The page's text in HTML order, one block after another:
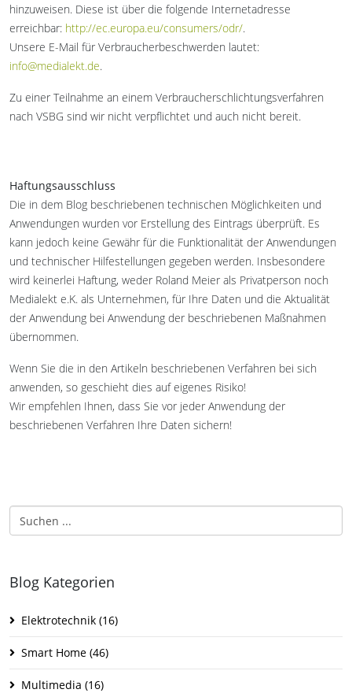
hinzuweisen. Diese ist über die folgende Internetadresse
erreichbar: http://ec.europa.eu/consumers/odr/.
Unsere E-Mail für Verbraucherbeschwerden lautet:
info@medialekt.de.
Zu einer Teilnahme an einem Verbraucherschlichtungsverfahren
nach VSBG sind wir nicht verpflichtet und auch nicht bereit.
Haftungsausschluss
Die in dem Blog beschriebenen technischen Möglichkeiten und
Anwendungen wurden vor Erstellung des Eintrags überprüft. Es
kann jedoch keine Gewähr für die Funktionalität der Anwendungen
und technischer Hilfestellungen gegeben werden. Insbesondere
wird keinerlei Haftung, weder Roland Meier als Privatperson noch
Medialekt e.K. als Unternehmen, für Ihre Daten und die Aktualität
der Anwendung bei Anwendung der beschriebenen Maßnahmen
übernommen.
Wenn Sie die in den Artikeln beschriebenen Verfahren bei sich
anwenden, so geschieht dies auf eigenes Risiko!
Wir empfehlen Ihnen, dass Sie vor jeder Anwendung der
beschriebenen Verfahren Ihre Daten sichern!
Blog Kategorien
Elektrotechnik (16)
Smart Home (46)
Multimedia (16)